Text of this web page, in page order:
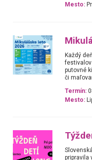
Mesto:
Každý
festivalov
putovné
či
Termín:
Mesto:
pripravila